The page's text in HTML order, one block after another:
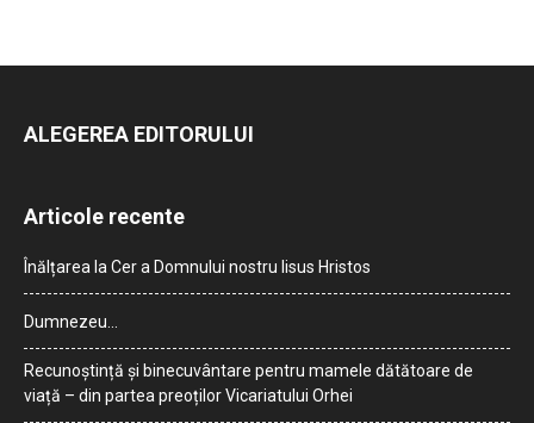
ALEGEREA EDITORULUI
Articole recente
Înălțarea la Cer a Domnului nostru Iisus Hristos
Dumnezeu…
Recunoștință și binecuvântare pentru mamele dătătoare de
viață – din partea preoților Vicariatului Orhei